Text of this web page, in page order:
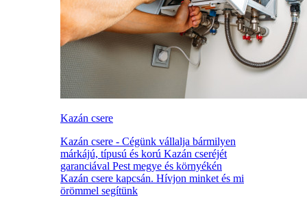
Kazán csere
Kazán csere - Cégünk vállalja bármilyen
márkájú, típusú és korú Kazán cseréjét
garanciával Pest megye és környékén
Kazán csere kapcsán. Hívjon minket és mi
örömmel segítünk